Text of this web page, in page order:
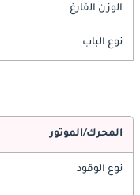
الوزن الفارغ
نوع الباب
المحرك/الموتور
نوع الوقود